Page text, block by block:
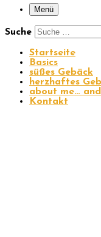
Menü
Suche
Startseite
Basics
süßes Gebäck
herzhaftes
about me…
Kontakt